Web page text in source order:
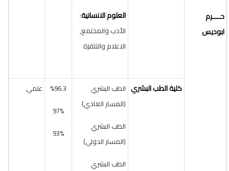
حــــرم
ابوديس
العلوم الانسانية:
الأدب والمجتمع,
الاعلام والتلفزة
كلية الطب البشري الطب البشري
(المسار العادي)
الطب البشري
(المسار الدولي)
الطب البشري
96.3
%
97%
93%
علمي